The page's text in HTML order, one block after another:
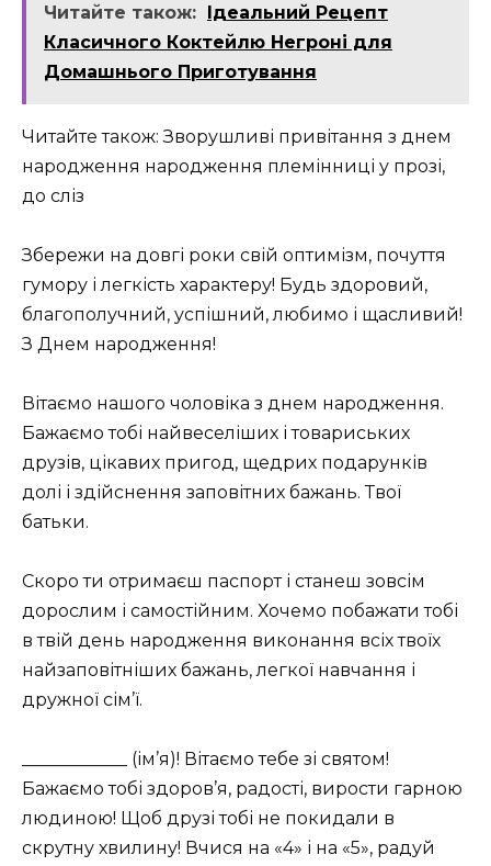
Читайте також: Ідеальний Рецепт
Класичного Коктейлю Негроні для
Домашнього Приготування
Читайте також: Зворушливі привітання з днем
народження народження племінниці у прозі,
до сліз
Збережи на довгі роки свій оптимізм, почуття
гумору і легкість характеру! Будь здоровий,
благополучний, успішний, любимо і щасливий!
З Днем народження!
Вітаємо нашого чоловіка з днем ​​народження.
Бажаємо тобі найвеселіших і товариських
друзів, цікавих пригод, щедрих подарунків
долі і здійснення заповітних бажань. Твої
батьки.
Скоро ти отримаєш паспорт і станеш зовсім
дорослим і самостійним. Хочемо побажати тобі
в твій день народження виконання всіх твоїх
найзаповітніших бажань, легкої навчання і
дружної сім’ї.
____________ (ім’я)! Вітаємо тебе зі святом!
Бажаємо тобі здоров’я, радості, вирости гарною
людиною! Щоб друзі тобі не покидали в
скрутну хвилину! Вчися на «4» і на «5», радуй